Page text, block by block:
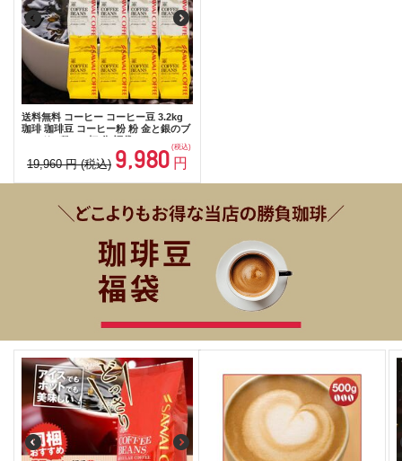
送料無料 コーヒー コーヒー豆 3.2kg
珈琲 珈琲豆 コーヒー粉 粉 金と銀のブ
19,960 円(税込) 9,980 円
(税込)